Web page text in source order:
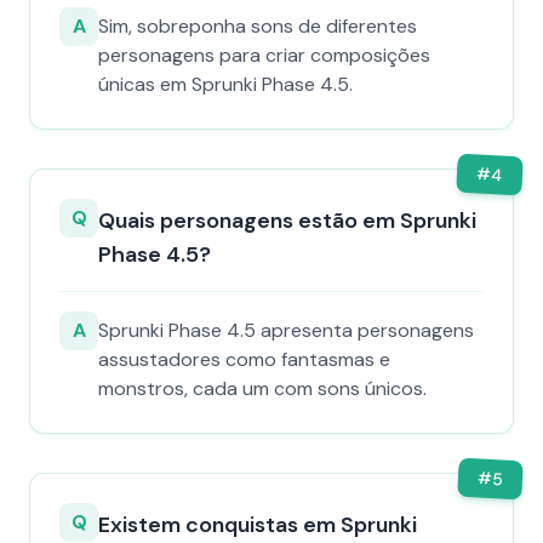
A Sim, sobreponha sons de diferentes
personagens para criar composições
únicas em Sprunki Phase 4.5.
#4
Q Quais personagens estão em Sprunki
Phase 4.5?
A Sprunki Phase 4.5 apresenta personagens
assustadores como fantasmas e
monstros, cada um com sons únicos.
#5
Q Existem conquistas em Sprunki